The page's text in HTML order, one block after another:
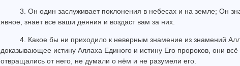
3. Он один заслуживает поклонения в небесах и на земле; Он
явное, знает все ваши деяния и воздаст вам за них.
4. Какое бы ни приходило к неверным знамение из знамений
доказывающее истину Аллаха Единого и истину Его пророков, они всё
отвращались от него, не думали о нём и не разумели его.